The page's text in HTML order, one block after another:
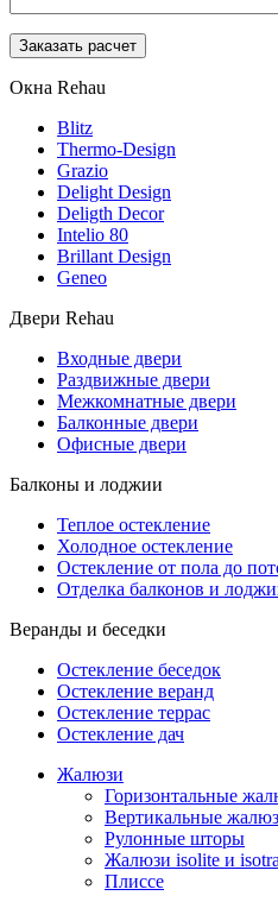
Окна Rehau
Blitz
Thermo-Design
Grazio
Delight Design
Deligth Decor
Intelio 80
Brillant Design
Geneo
Двери Rehau
Входные двери
Раздвижные двери
Межкомнатные двери
Балконные двери
Офисные двери
Балконы и лоджии
Теплое остекление
Холодное остекление
Остекление от пола до
Отделка балконов и
Веранды и беседки
Остекление беседок
Остекление веранд
Остекление террас
Остекление дач
Жалюзи
Горизонтальные
Вертикальные
Рулонные шторы
Жалюзи isolite и isotra
Плиссе